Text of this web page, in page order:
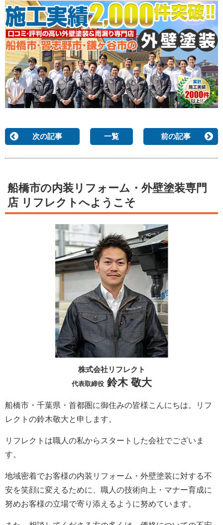
次の記事 一覧 前の記事
船橋市の内装リフォーム・外壁塗装専門
店 リフレクトへようこそ
株式会社リフレクト
代表取締役鈴木 敬大
船橋市・千葉県・首都圏に御住みの皆様こんにちは。
リフ
レクト の鈴木敬大と申します。
リフレクト は職人の私からスタートした会社でございま
す。
地域密着でお客様の内装リフォーム・外壁塗装に対する不
安を笑顔に変えるために、職人の技術向上・マナー育成に
努めお客様の立場で寄り添えるように努めています。